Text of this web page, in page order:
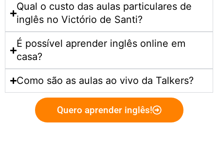
Qual o custo das aulas particulares de
inglês no Victório de Santi?
É possível aprender inglês online em
casa?
Como são as aulas ao vivo da Talkers?
Quero aprender inglês!